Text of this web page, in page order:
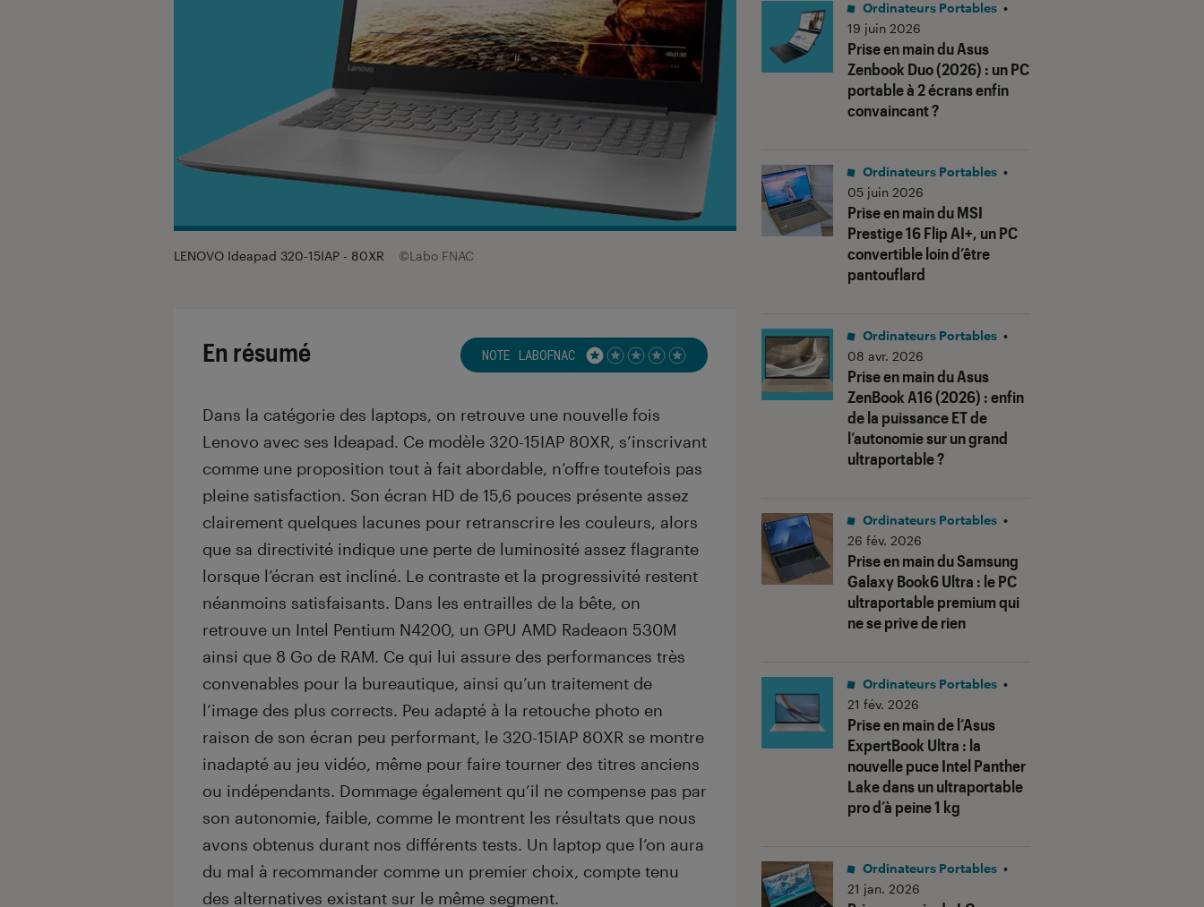
LENOVO Ideapad 320-15IAP - 80XR ©Labo FNAC
En résumé NOTE LABOFNAC Noté 1 étoiles sur 5
Dans la catégorie des laptops, on retrouve une nouvelle fois
Lenovo avec ses Ideapad. Ce modèle 320-15IAP 80XR, s’inscrivant
comme une proposition tout à fait abordable, n’offre toutefois pas
pleine satisfaction. Son écran HD de 15,6 pouces présente assez
clairement quelques lacunes pour retranscrire les couleurs, alors
que sa directivité indique une perte de luminosité assez flagrante
lorsque l’écran est incliné. Le contraste et la progressivité restent
néanmoins satisfaisants. Dans les entrailles de la bête, on
retrouve un Intel Pentium N4200, un GPU AMD Radeaon 530M
ainsi que 8 Go de RAM. Ce qui lui assure des performances très
convenables pour la bureautique, ainsi qu’un traitement de
l’image des plus corrects. Peu adapté à la retouche photo en
raison de son écran peu performant, le 320-15IAP 80XR se montre
inadapté au jeu vidéo, même pour faire tourner des titres anciens
ou indépendants. Dommage également qu’il ne compense pas par
son autonomie, faible, comme le montrent les résultats que nous
avons obtenus durant nos différents tests. Un laptop que l’on aura
du mal à recommander comme un premier choix, compte tenu
des alternatives existant sur le même segment.
Prise en main du Asus
Zenbook Duo (2026) : un PC
portable à 2 écrans enfin
convaincant ?
Ordinateurs Portables •
19 juin 2026
Prise en main du MSI
Prestige 16 Flip AI+, un PC
convertible loin d’être
pantouflard
Ordinateurs Portables •
05 juin 2026
Prise en main du Asus
ZenBook A16 (2026) : enfin
de la puissance ET de
l’autonomie sur un grand
ultraportable ?
Ordinateurs Portables •
08 avr. 2026
Prise en main du Samsung
Galaxy Book6 Ultra : le PC
ultraportable premium qui
ne se prive de rien
Ordinateurs Portables •
26 fév. 2026
Prise en main de l’Asus
ExpertBook Ultra : la
nouvelle puce Intel Panther
Lake dans un ultraportable
pro d’à peine 1 kg
Ordinateurs Portables •
21 fév. 2026
Ordinateurs Portables •
21 jan. 2026